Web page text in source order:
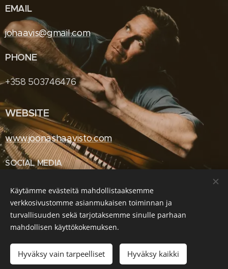
EMAIL
johaavis@gmail.com
PHONE
+358 503746476
WEBSITE
www.joonashaavisto.com
SOCIAL MEDIA
Facebook /Instagram
Photography by Jari Kivelä
Evästeet
Käytämme evästeitä mahdollistaaksemme
verkkosivustomme asianmukaisen toiminnan ja
turvallisuuden sekä tarjotaksemme sinulle parhaan
mahdollisen käyttökokemuksen.
Hyväksy vain tarpeelliset Hyväksy kaikki